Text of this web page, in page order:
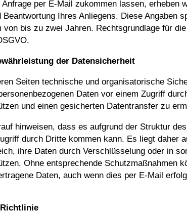
per E-Mail zukommen lassen, erheben
Beantwortung Ihres Anliegens. Diese Angaben
von bis zu zwei Jahren. Rechtsgrundlage für
der Datensicherheit
Seiten technische und organisatorische
Daten vor einem Zugriff
und einen gesicherten Datentransfer zu
hinweisen, dass es aufgrund der Struktur
durch Dritte kommen kann. Es liegt daher
ihre Daten durch Verschlüsselung oder in
Ohne entsprechende Schutzmaßnahmen
Daten, auch wenn dies per E-Mail
Richtlinie